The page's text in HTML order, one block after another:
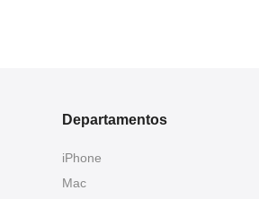
Departamentos
iPhone
Mac